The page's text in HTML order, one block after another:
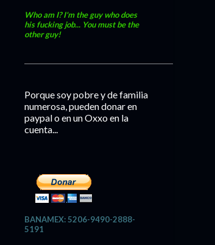
Who am I? I'm the guy who does
his fucking job... You must be the
other guy!
Porque soy pobre y de familia
numerosa, pueden donar en
paypal o en un Oxxo en la
cuenta...
BANAMEX: 5206-9490-2888-
5191